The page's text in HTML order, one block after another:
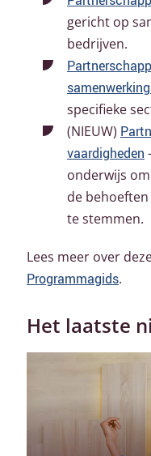
gericht op
bedrijven.
samenwerking
specifieke
(NIEUW)
vaardigheden
onderwijs
de
te stemmen.
Lees meer over
Programmagids.
Het laatste